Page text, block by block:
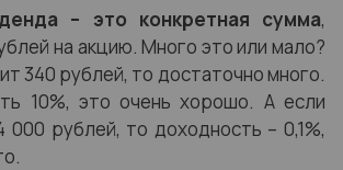
– это конкретная сумма,
на акцию. Много это или мало?
340 рублей, то достаточно много.
10%, это очень хорошо. А если
000 рублей, то доходность – 0,1%,